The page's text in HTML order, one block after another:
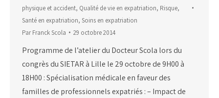
physique et accident, Qualité de vie en expatriation, Risque,
Santé en expatriation, Soins en expatriation
ParFranck Scola 29 octobre 2014
Programme de l’atelier du Docteur Scola lors du
congrès du SIETAR à Lille le 29 octobre de 9H00 à
18H00 : Spécialisation médicale en faveur des
familles de professionnels expatriés : – Impact de